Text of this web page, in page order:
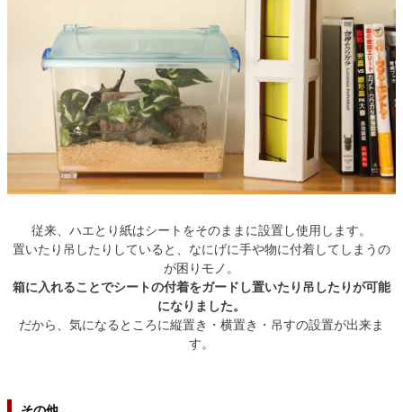
従来、ハエとり紙はシートをそのままに設置し使用します。
置いたり吊したりしていると、なにげに手や物に付着してしまうの
が困りモノ。
箱に入れることでシートの付着をガードし置いたり吊したりが可能
になりました。
だから、気になるところに縦置き・横置き・吊すの設置が出来ま
す。